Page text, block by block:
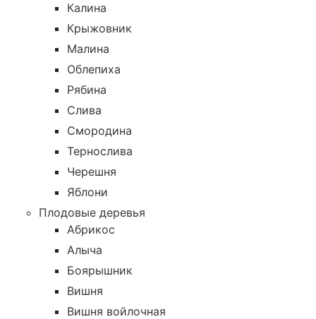
Калина
Крыжовник
Малина
Облепиха
Рябина
Слива
Смородина
Тернослива
Черешня
Яблони
Плодовые деревья
Абрикос
Алыча
Боярышник
Вишня
Вишня войлочная